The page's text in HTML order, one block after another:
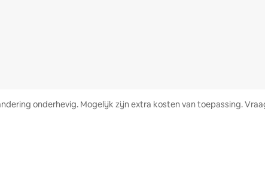
onderhevig. Mogelijk zijn extra kosten van toepassing.